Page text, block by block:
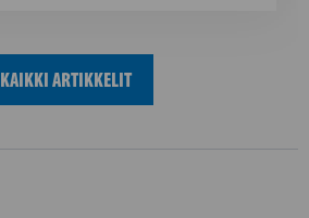
KAIKKI ARTIKKELIT